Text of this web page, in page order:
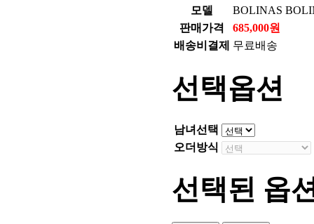
모델
BOLINAS
판매가격
685,000원
배송비결제
무료배송
선택옵션
남녀선택
오더방식
선택된 옵